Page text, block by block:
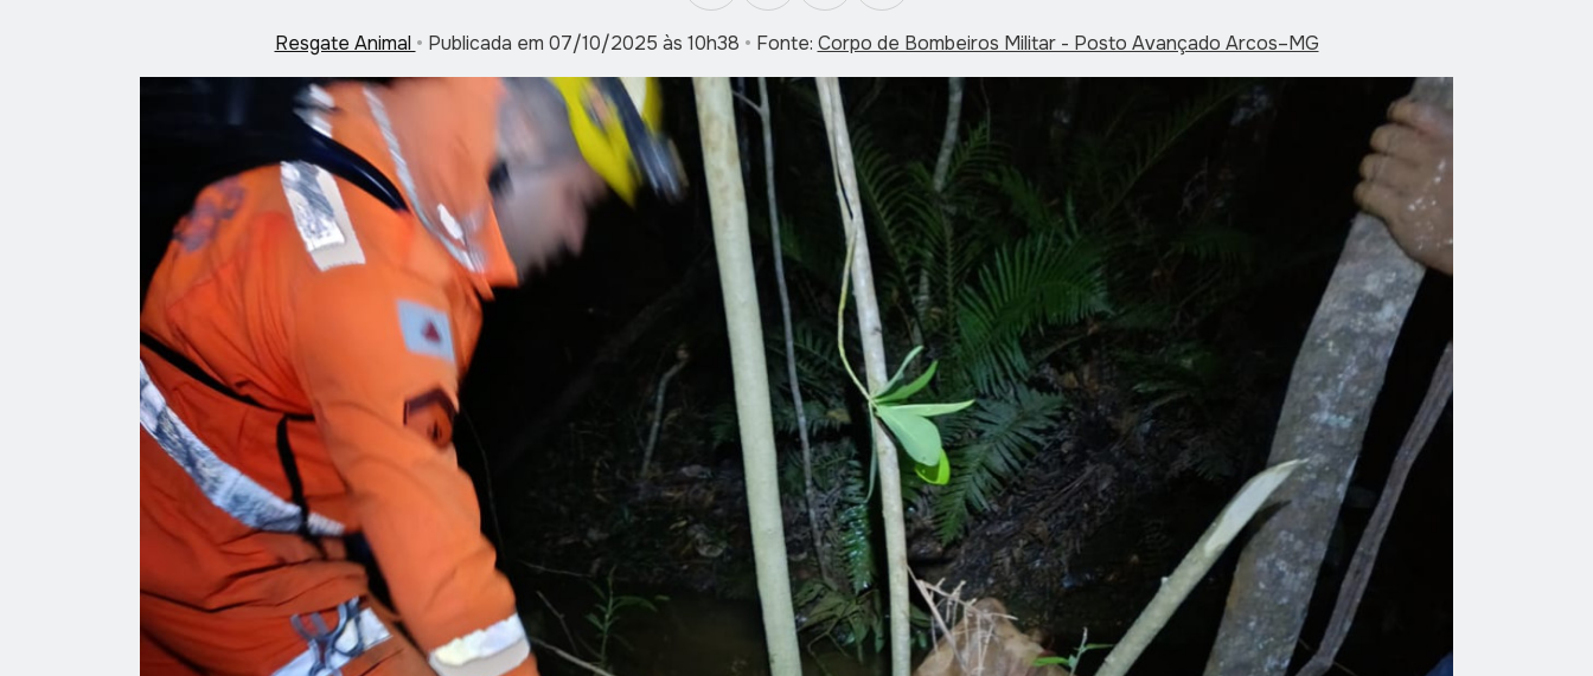
Resgate Animal • Publicada em 07/10/2025 às 10h38 • Fonte: Corpo de Bombeiros Militar - Posto Avançado Arcos–MG